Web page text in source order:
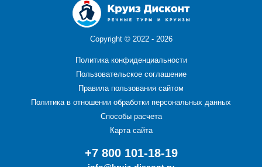
Copyright © 2022 - 2026
Политика конфиденциальности
Пользовательское соглашение
Правила пользования сайтом
Политика в отношении обработки персональных данных
Способы расчета
Карта сайта
+7 800 101-18-19